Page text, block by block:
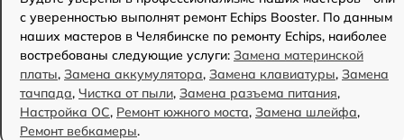
с уверенностью выполнят ремонт Echips Booster. По данным
наших мастеров в Челябинске по ремонту Echips, наиболее
востребованы следующие услуги: Замена материнской
платы, Замена аккумулятора, Замена клавиатуры, Замена
тачпада, Чистка от пыли, Замена разъема питания,
Настройка ОС, Ремонт южного моста, Замена шлейфа,
Ремонт вебкамеры.